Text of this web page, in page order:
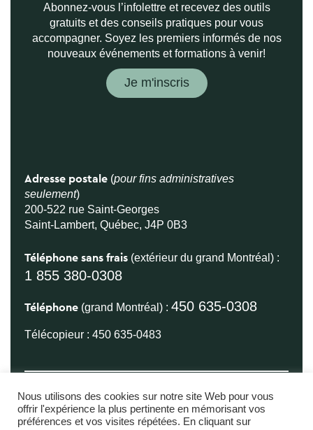
Adresse postale (pour fins administratives
seulement)
200-522 rue Saint-Georges
Saint-Lambert, Québec, J4P 0B3
Téléphone sans frais (extérieur du grand Montréal) :
1 855 380-0308
Téléphone (grand Montréal) : 450 635-0308
Télécopieur : 450 635-0483
Abonnez-vous l’infolettre et recevez des outils
gratuits et des conseils pratiques pour vous
accompagner. Soyez les premiers informés de nos
nouveaux événements et formations à venir!
Je m'inscris
Nous utilisons des cookies sur notre site Web pour vous
offrir l'expérience la plus pertinente en mémorisant vos
préférences et vos visites répétées. En cliquant sur